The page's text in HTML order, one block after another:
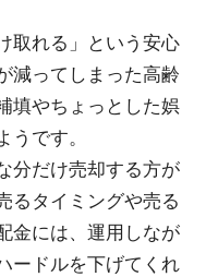
取れる」という安心
減ってしまった高齢
填やちょっとした娯
うです。
分だけ売却する方が
るタイミングや売る
金には、運用しなが
ードルを下げてくれ